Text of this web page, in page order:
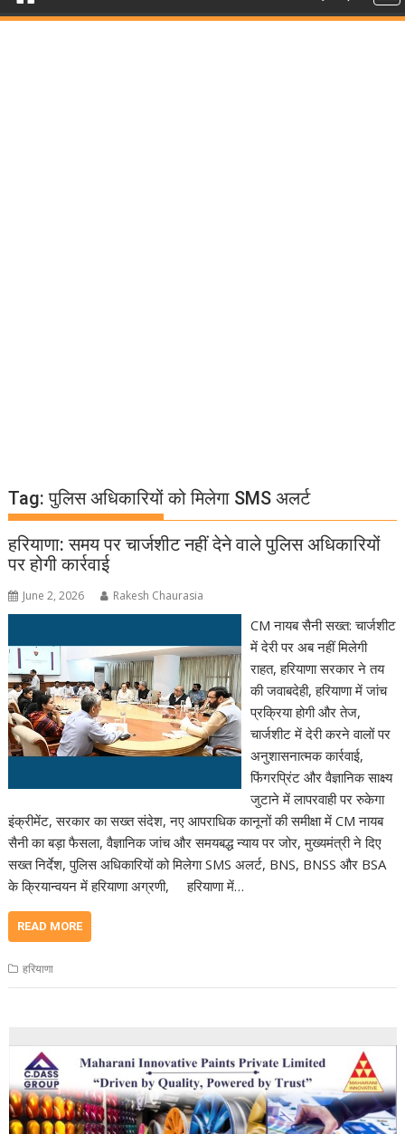
Tag:पुलिस अधिकारियों को मिलेगा SMS अलर्ट
हरियाणा: समय पर चार्जशीट नहीं देने वाले पुलिस अधिकारियों
पर होगी कार्रवाई
June 2, 2026 Rakesh Chaurasia
CM नायब सैनी सख्त: चार्जशीट
में देरी पर अब नहीं मिलेगी
राहत, हरियाणा सरकार ने तय
की जवाबदेही, हरियाणा में जांच
प्रक्रिया होगी और तेज,
चार्जशीट में देरी करने वालों पर
अनुशासनात्मक कार्रवाई,
फिंगरप्रिंट और वैज्ञानिक साक्ष्य
जुटाने में लापरवाही पर रुकेगा
इंक्रीमेंट, सरकार का सख्त संदेश, नए आपराधिक कानूनों की समीक्षा में CM नायब
सैनी का बड़ा फैसला, वैज्ञानिक जांच और समयबद्ध न्याय पर जोर, मुख्यमंत्री ने दिए
सख्त निर्देश, पुलिस अधिकारियों को मिलेगा SMS अलर्ट, BNS, BNSS और BSA
के क्रियान्वयन में हरियाणा अग्रणी, हरियाणा में…
READ MORE
हरियाणा